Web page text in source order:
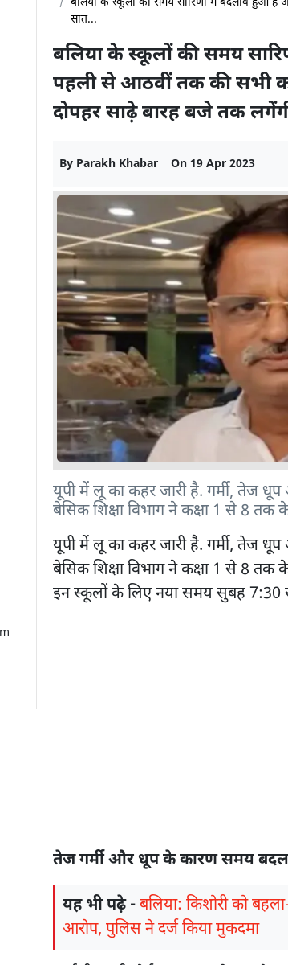
सात...
बलिया के स्कूलों की समय
पहली से आठवीं तक की सभी
दोपहर साढ़े बारह बजे तक
By Parakh Khabar On 19 Apr 2023
यूपी में लू का कहर जारी है. गर्मी, तेज
बेसिक शिक्षा विभाग ने कक्षा 1 से 8
यूपी में लू का कहर जारी है. गर्मी, तेज
बेसिक शिक्षा विभाग ने कक्षा 1 से 8
इन स्कूलों के लिए नया समय सुबह 7:30
तेज गर्मी और धूप के कारण समय बदल
यह भी पढ़े -बलिया: किशोरी को
आरोप, पुलिस ने दर्ज किया मुकदमा